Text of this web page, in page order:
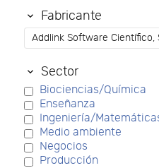
Fabricante
Sector
Biociencias/Química
Enseñanza
Ingeniería/
Medio ambiente
Negocios
Producción